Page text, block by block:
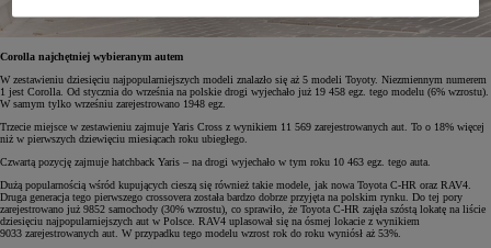
Corolla najchętniej wybieranym autem
W zestawieniu dziesięciu najpopularniejszych modeli znalazło się aż 5 modeli Toyoty. Niezmiennym numerem
1 jest Corolla. Od stycznia do września na polskie drogi wyjechało już 19 458 egz. tego modelu (6% wzrostu).
W samym tylko wrześniu zarejestrowano 1948 egz.
Trzecie miejsce w zestawieniu zajmuje Yaris Cross z wynikiem 11 569 zarejestrowanych aut. To o 18% więcej
niż w pierwszych dziewięciu miesiącach roku ubiegłego.
Czwartą pozycję zajmuje hatchback Yaris – na drogi wyjechało w tym roku 10 463 egz. tego auta.
Dużą popularnością wśród kupujących cieszą się również takie modele, jak nowa Toyota C-HR oraz RAV4.
Druga generacja tego pierwszego crossovera została bardzo dobrze przyjęta na polskim rynku. Do tej pory
zarejestrowano już 9852 samochody (30% wzrostu), co sprawiło, że Toyota C-HR zajęła szóstą lokatę na liście
dziesięciu najpopularniejszych aut w Polsce. RAV4 uplasował się na ósmej lokacie z wynikiem
9033 zarejestrowanych aut. W przypadku tego modelu wzrost rok do roku wyniósł aż 53%.